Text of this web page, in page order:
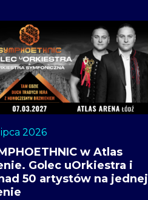
2026
w Atlas
Golec uOrkiestra i
50 artystów na jednej